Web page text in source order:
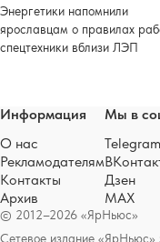
Энергетики напомнили
ярославцам о правилах
спецтехники вблизи ЛЭП
© 2012–2026 «ЯрНьюс»
Сетевое издание «ЯрНьюс»
Информация
О нас
Рекламодателям
Контакты
Архив
Мы в
Telegram
Дзен
MAX